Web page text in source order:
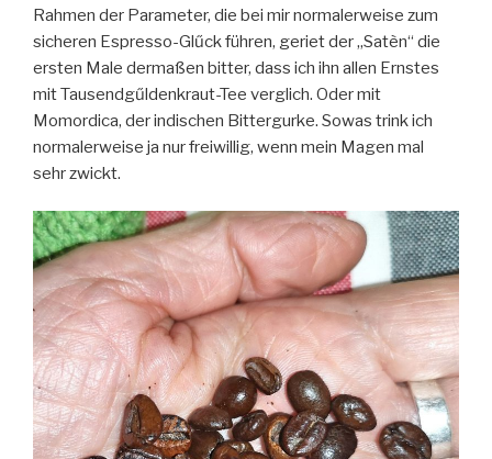
Rahmen der Parameter, die bei mir normalerweise zum
sicheren Espresso-Glűck führen, geriet der „Satèn“ die
ersten Male dermaßen bitter, dass ich ihn allen Ernstes
mit Tausendgűldenkraut-Tee verglich. Oder mit
Momordica, der indischen Bittergurke. Sowas trink ich
normalerweise ja nur freiwillig, wenn mein Magen mal
sehr zwickt.